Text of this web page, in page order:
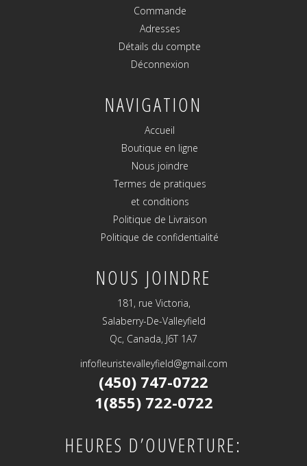
Commande
Adresses
Détails du compte
Déconnexion
NAVIGATION
Accueil
Boutique en ligne
Nous joindre
Termes de pratiques
et conditions
Politique de Livraison
Politique de confidentialité
NOUS JOINDRE
181, rue Victoria,
Salaberry-De-Valleyfield
Qc, Canada, J6T 1A7
infofleuristevalleyfield@gmail.com
(450) 747-0722
1(855) 722-0722
HEURES D’OUVERTURE: